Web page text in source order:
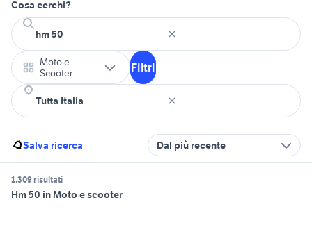
Cosa cerchi?
Moto e
Scooter
Filtri
Salva ricerca Dal più recente
1.309 risultati
Hm 50 in Moto e scooter